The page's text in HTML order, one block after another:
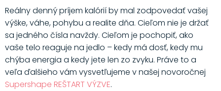
Reálny denný príjem kalórií by mal zodpovedať vašej
výške, váhe, pohybu a realite dňa. Cieľom nie je držať
sa jedného čísla navždy. Cieľom je pochopiť, ako
vaše telo reaguje na jedlo – kedy má dosť, kedy mu
chýba energia a kedy jete len zo zvyku. Práve to a
veľa ďalšieho vám vysvetľujeme v našej novoročnej
Supershape REŠTART VÝZVE.